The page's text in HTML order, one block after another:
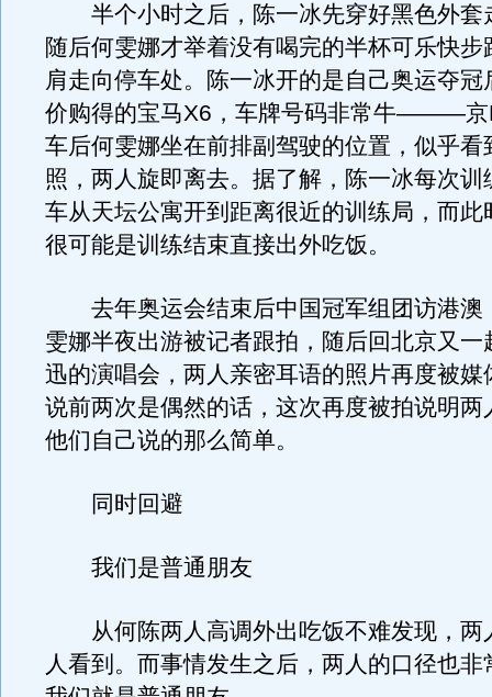
半个小时之后，陈一冰先穿好黑色外套
随后何雯娜才举着没有喝完的半杯可乐快步
肩走向停车处。陈一冰开的是自己奥运夺冠
价购得的宝马X6，车牌号码非常牛———京
车后何雯娜坐在前排副驾驶的位置，似乎看
照，两人旋即离去。据了解，陈一冰每次训
车从天坛公寓开到距离很近的训练局，而此
很可能是训练结束直接出外吃饭。
去年奥运会结束后中国冠军组团访港澳
雯娜半夜出游被记者跟拍，随后回北京又一
迅的演唱会，两人亲密耳语的照片再度被媒
说前两次是偶然的话，这次再度被拍说明两
他们自己说的那么简单。
同时回避
我们是普通朋友
从何陈两人高调外出吃饭不难发现，两
人看到。而事情发生之后，两人的口径也